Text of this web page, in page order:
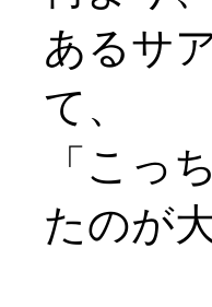
あるサ
て、
「こっ
たのが